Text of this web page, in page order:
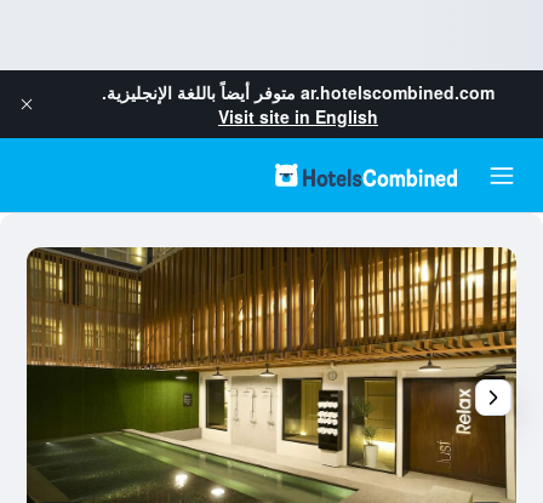
ar.hotelscombined.com متوفر أيضاً باللغة الإنجليزية.
Visit site in English